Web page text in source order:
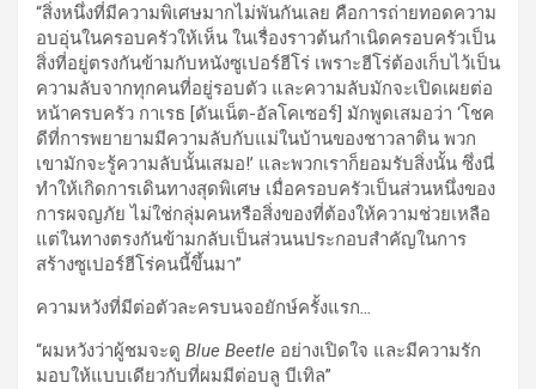
“สิ่งหนึ่งที่มีความพิเศษมากไม่พันกันเลย คือการถ่ายทอดความ
อบอุ่นในครอบครัวให้เห็น ในเรื่องราวต้นกำเนิดครอบครัวเป็น
สิ่งที่อยู่ตรงกันข้ามกับหนังซูเปอร์ฮีโร่ เพราะฮีโร่ต้องเก็บไว้เป็น
ความลับจากทุกคนที่อยู่รอบตัว และความลับมักจะเปิดเผยต่อ
หน้าครบครัว กาเรธ [ดันเน็ต-อัลโคเซอร์] มักพูดเสมอว่า ‘โชค
ดีที่การพยายามมีความลับกับแม่ในบ้านของชาวลาติน พวก
เขามักจะรู้ความลับนั้นเสมอ!’ และพวกเราก็ยอมรับสิ่งนั้น ซึ่งนี่
ทำให้เกิดการเดินทางสุดพิเศษ เมื่อครอบครัวเป็นส่วนหนึ่งของ
การผจญภัย ไม่ใช่กลุ่มคนหรือสิ่งของที่ต้องให้ความช่วยเหลือ
แต่ในทางตรงกันข้ามกลับเป็นส่วนนประกอบสำคัญในการ
สร้างซูเปอร์ฮีโร่คนนี้ขึ้นมา”
ความหวังที่มีต่อตัวละครบนจอยักษ์ครั้งแรก…
“ผมหวังว่าผู้ชมจะดู Blue Beetle อย่างเปิดใจ และมีความรัก
มอบให้แบบเดียวกับที่ผมมีต่อบลู บีเทิล”